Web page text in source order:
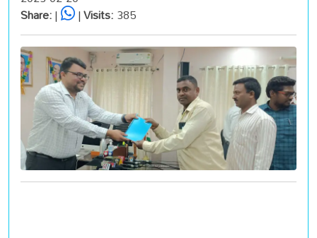
Share:| |Visits:385